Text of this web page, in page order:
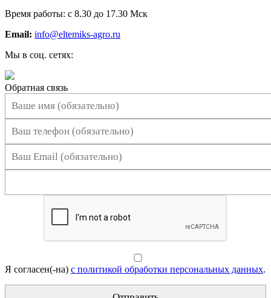
Время работы: с 8.30 до 17.30 Мск
Email: info@eltemiks-agro.ru
Мы в соц. сетях:
Обратная связь
Я согласен(-на) с политикой обработки персональных данных.